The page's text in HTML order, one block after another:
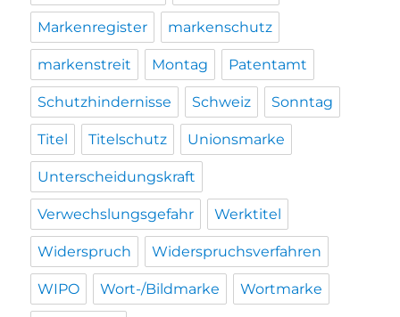
Markenregister markenschutz
markenstreit Montag Patentamt
Schutzhindernisse Schweiz Sonntag
Titel Titelschutz Unionsmarke
Unterscheidungskraft
Verwechslungsgefahr Werktitel
Widerspruch Widerspruchsverfahren
WIPO Wort-/Bildmarke Wortmarke